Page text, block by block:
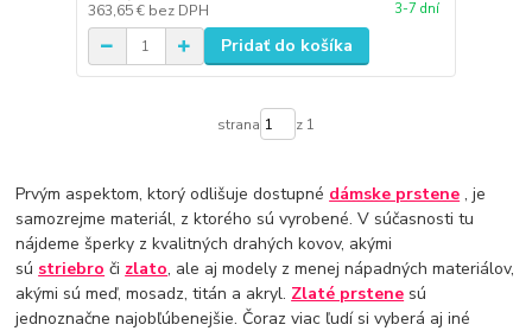
363,65 € bez DPH 3-7 dní
Pridať do košíka
strana z 1
Prvým aspektom, ktorý odlišuje dostupné dámske prstene , je
samozrejme materiál, z ktorého sú vyrobené. V súčasnosti tu
nájdeme šperky z kvalitných drahých kovov, akými
sú striebro či zlato, ale aj modely z menej nápadných materiálov,
akými sú meď, mosadz, titán a akryl. Zlaté prstene sú
jednoznačne najobľúbenejšie. Čoraz viac ľudí si vyberá aj iné